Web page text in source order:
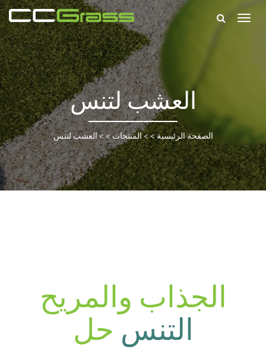
العشب لتنس
الصفحة الرئيسية> >المنتجات> >العشب لتنس
الجذاب والمريح
التنس حل